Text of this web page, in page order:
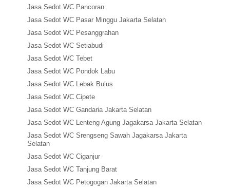
Jasa Sedot WC Pancoran
Jasa Sedot WC Pasar Minggu Jakarta Selatan
Jasa Sedot WC Pesanggrahan
Jasa Sedot WC Setiabudi
Jasa Sedot WC Tebet
Jasa Sedot WC Pondok Labu
Jasa Sedot WC Lebak Bulus
Jasa Sedot WC Cipete
Jasa Sedot WC Gandaria Jakarta Selatan
Jasa Sedot WC Lenteng Agung Jagakarsa Jakarta Selatan
Jasa Sedot WC Srengseng Sawah Jagakarsa Jakarta
Selatan
Jasa Sedot WC Ciganjur
Jasa Sedot WC Tanjung Barat
Jasa Sedot WC Petogogan Jakarta Selatan